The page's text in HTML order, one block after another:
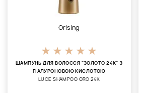
Orising
ШАМПУНЬ ДЛЯ ВОЛОССЯ "ЗОЛОТО 24К" З
ГІАЛУРОНОВОЮ КИСЛОТОЮ
LUCE SHAMPOO ORO 24K